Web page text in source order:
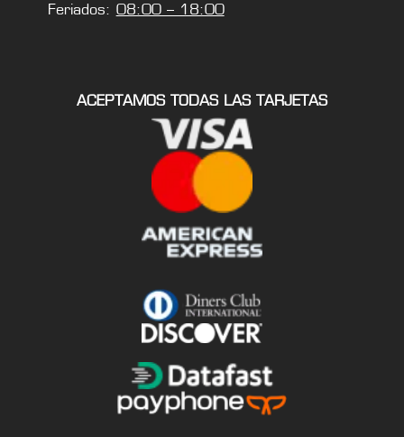
Feriados: 08:00 – 18:00
ACEPTAMOS TODAS LAS TARJETAS